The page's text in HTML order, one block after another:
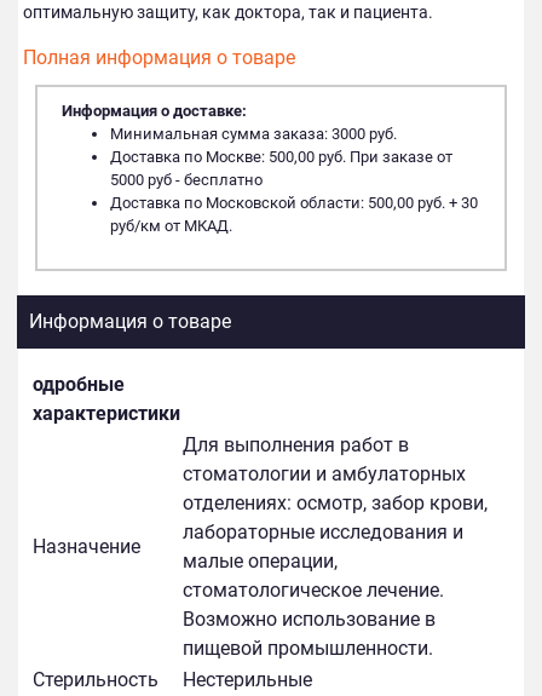
оптимальную защиту, как доктора, так и пациента.
Полная информация о товаре
Информация о доставке:
Минимальная сумма заказа: 3000 руб.
Доставка по Москве: 500,00 руб. При заказе от
5000 руб - бесплатно
Доставка по Московской области: 500,00 руб. + 30
руб/км от МКАД.
Информация о товаре
одробные
характеристики
Назначение
Для выполнения работ в
стоматологии и амбулаторных
отделениях: осмотр, забор крови,
лабораторные исследования и
малые операции,
стоматологическое лечение.
Возможно использование в
пищевой промышленности.
Стерильность
Нестерильные